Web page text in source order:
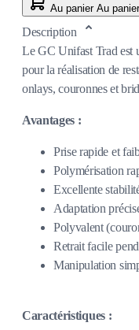
Au panier Au panier
Description
Le GC Unifast Trad est
pour la réalisation de
onlays, couronnes et
Avantages :
Prise rapide et
Polymérisation
Excellente
Adaptation
Polyvalent
Retrait facile
Manipulation
Caractéristiques :